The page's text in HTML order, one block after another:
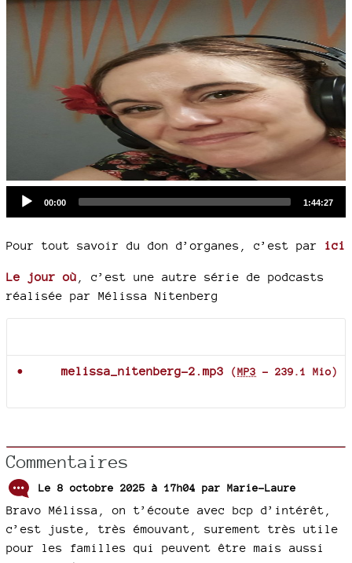
Current
00:00
Total
1:44:27
Pour tout savoir du don d’organes, c’est par ici
Le jour où , c’est une autre série de podcasts
réalisée par Mélissa Nitenberg
melissa_nitenberg-2.mp3 (MP3 - 239.1 Mio)
Commentaires
Le 8 octobre 2025 à 17h04 par Marie-Laure
Bravo Mélissa, on t’écoute avec bcp d’intérêt,
c’est juste, très émouvant, surement très utile
pour les familles qui peuvent être mais aussi